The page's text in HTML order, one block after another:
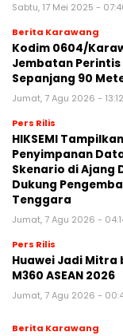
Sabtu, 17 Mei 2025 -
Berita Karawang
Kodim 0604/
Jembatan
Sepanjang 90
Jumat, 7 Agu 2026 -
Pers Rilis
HIKSEMI
Penyimpanan
Skenario di Ajang
Dukung
Tenggara
Jumat, 7 Agu 2026 -
Pers Rilis
Huawei Jadi Mitra
M360 ASEAN 2026
Jumat, 7 Agu 2026 -
Berita Karawang